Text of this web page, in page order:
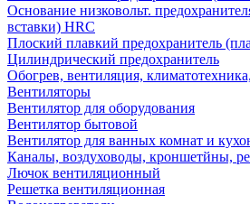
Основание низковольт.
вставки) HRC
Плоский плавкий предохранитель
Цилиндрический предохранитель
Обогрев, вентиляция,
Вентиляторы
Вентилятор для оборудования
Вентилятор бытовой
Вентилятор для ванных комнат и
Каналы, воздуховоды, кроншетйны,
Лючок вентиляционный
Решетка вентиляционная